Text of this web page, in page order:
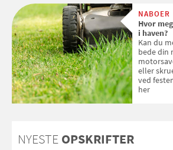
med SPF kan erstatte
solcreme, når man bevæger
sig ud i solen
NABOER
Hvor
i haven?
Kan du
bede din
eller
ved
her
NYESTE OPSKRIFTER